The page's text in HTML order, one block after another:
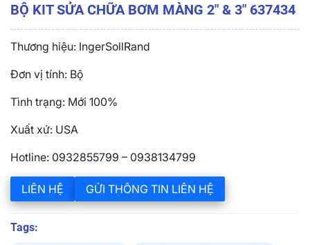
BỘ KIT SỬA CHỮA BƠM MÀNG 2″ & 3″ 637434
Thương hiệu: IngerSollRand
Đơn vị tính: Bộ
Tình trạng: Mới 100%
Xuất xứ: USA
Hotline: 0932855799 – 0938134799
LIÊN HỆ GỬI THÔNG TIN LIÊN HỆ
Tags: